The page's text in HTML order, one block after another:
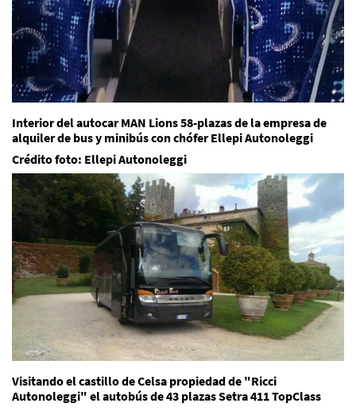
Interior del autocar MAN Lions 58-plazas de la empresa de
alquiler de bus y minibús con chófer Ellepi Autonoleggi
Crédito foto: Ellepi Autonoleggi
Visitando el castillo de Celsa propiedad de "Ricci
Autonoleggi" el autobús de 43 plazas Setra 411 TopClass